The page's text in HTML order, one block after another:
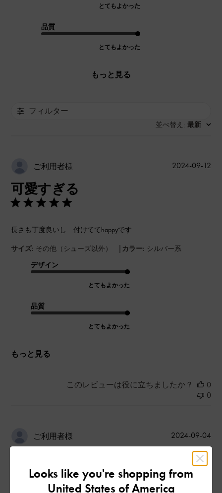
とてもよかった
品質
とてもよかった
もっと見る
フィルター
並べ替え : 最新
ご利用者様
可愛すぎる
長さも丁度良いし 付けててhappyです
サイズ: その他（シューズ以外） | カラー: シルバー系
デザイン
とてもよかった
品質
とてもよかった
もっと見る
公
2024-09-12
このレビューは役に立ちましたか？
0
0
ご利用者様
公
開
2024-09-04
Looks like you're shopping from
United States of America